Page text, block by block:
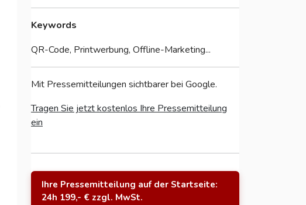
Keywords
QR-Code, Printwerbung, Offline-Marketing...
Mit Pressemitteilungen sichtbarer bei Google.
Tragen Sie jetzt kostenlos Ihre Pressemitteilung
ein
Ihre Pressemitteilung auf der Startseite:
24h 199,- € zzgl. MwSt.